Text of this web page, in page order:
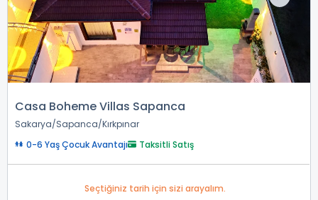
Casa Boheme Villas Sapanca
Sakarya Sapanca Kırkpınar
0-6 Yaş Çocuk Avantajı
Taksitli Satış
Seçtiğiniz tarih için sizi arayalım.